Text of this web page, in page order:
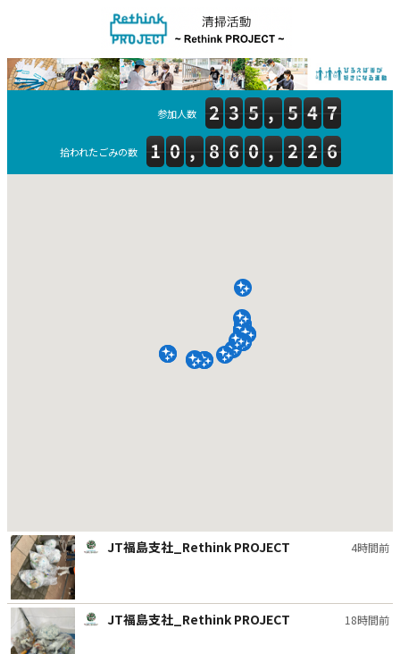
参加人数
拾われたごみの数
JT福島支社_Rethink PROJECT 4時間前
JT福島支社_Rethink PROJECT 18時間前